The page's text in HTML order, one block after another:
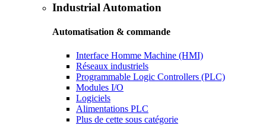
Industrial Automation
Automatisation & commande
Interface Homme Machine (HMI)
Réseaux industriels
Programmable Logic Controllers (PLC)
Modules I/O
Logiciels
Alimentations PLC
Plus de cette sous catégorie